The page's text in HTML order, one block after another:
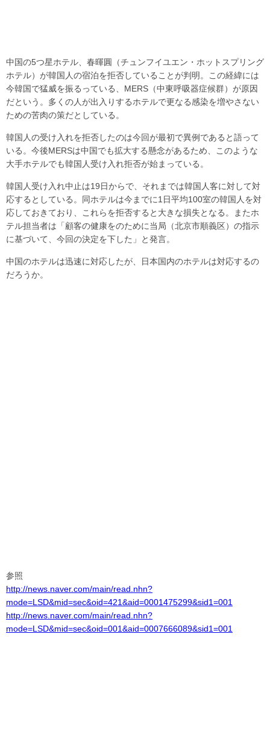
中国の5つ星ホテル、春暉圓（チュンフイユエン・ホットスプリング
ホテル）が韓国人の宿泊を拒否していることが判明。この経緯には
今韓国で猛威を振るっている、MERS（中東呼吸器症候群）が原因
だという。多くの人が出入りするホテルで更なる感染を増やさない
ための苦肉の策だとしている。
韓国人の受け入れを拒否したのは今回が最初で異例であると語って
いる。今後MERSは中国でも拡大する懸念があるため、このような
大手ホテルでも韓国人受け入れ拒否が始まっている。
韓国人受け入れ中止は19日からで、それまでは韓国人客に対して対
応するとしている。同ホテルは今までに1日平均100室の韓国人を対
応しておきており、これらを拒否すると大きな損失となる。またホ
テル担当者は「顧客の健康をのために当局（北京市順義区）の指示
に基づいて、今回の決定を下した」と発言。
中国のホテルは迅速に対応したが、日本国内のホテルは対応するの
だろうか。
参照
http://news.naver.com/main/read.nhn?
mode=LSD&mid=sec&oid=421&aid=0001475299&sid1=001
http://news.naver.com/main/read.nhn?
mode=LSD&mid=sec&oid=001&aid=0007666089&sid1=001